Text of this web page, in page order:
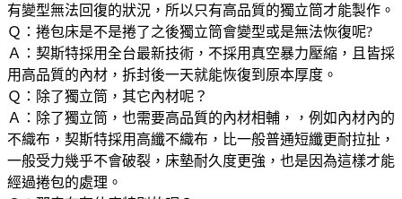
有變型無法回復的狀況，所以只有高品質的獨立筒才能製作。
Ｑ：捲包床是不是捲了之後獨立筒會變型或是無法恢復呢?
Ａ：契斯特採用全台最新技術，不採用真空暴力壓縮，且皆採
用高品質的內材，拆封後一天就能恢復到原本厚度。
Ｑ：除了獨立筒，其它內材呢？
Ａ：除了獨立筒，也需要高品質的內材相輔，，例如內材內的
不織布，契斯特採用高纖不織布，比一般普通短纖更耐拉扯，
一般受力幾乎不會破裂，床墊耐久度更強，也是因為這樣才能
經過捲包的處理。